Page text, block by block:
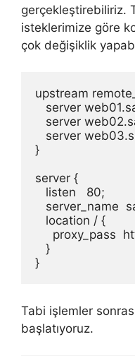
gerçekleştirebiliriz.
isteklerimize göre
çok değişiklik
upstream
server
server
server
}
server {
   listen   80;
server_name
   location / {
proxy_pass
   }
}
Tabi işlemler
başlatıyoruz.